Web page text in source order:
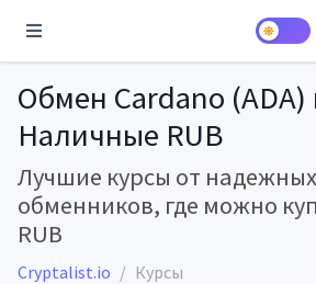
Обмен Cardano (ADA)
Наличные RUB
Лучшие курсы от
обменников, где можно
RUB
Cryptalist.io Курсы